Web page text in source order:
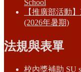
School
【推廣部活動
(2026年暑期)
法規與表單
校內獎補助 SU